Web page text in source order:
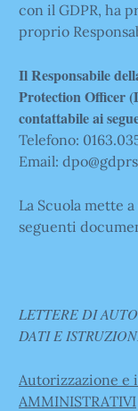
con il GDPR, ha
proprio
Il Responsabile
Protection Officer
contattabile ai
Telefono:
Email:
La Scuola mette
seguenti
LETTERE DI
DATI E
Autorizzazione e
AMMINISTRATIVI